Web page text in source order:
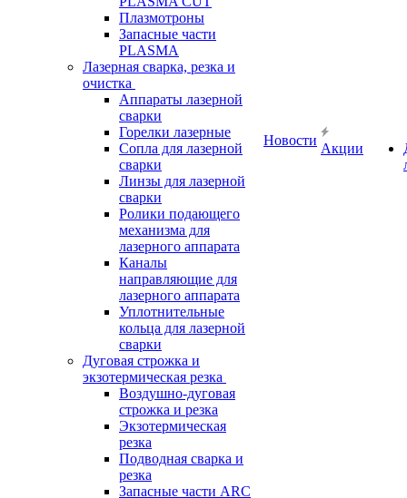
Плазмотроны
Запасные части
PLASMA
Лазерная сварка, резка и
очистка
Аппараты лазерной
сварки
Горелки лазерные
Сопла для лазерной
сварки
Линзы для лазерной
сварки
Ролики подающего
механизма для
лазерного аппарата
Каналы
направляющие для
лазерного аппарата
Уплотнительные
кольца для лазерной
сварки
Дуговая строжка и
экзотермическая резка
Воздушно-дуговая
строжка и резка
Экзотермическая
резка
Подводная сварка и
резка
Запасные части ARC
Новости
Акции